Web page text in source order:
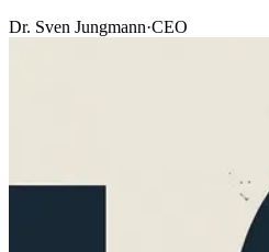
Dr. Sven Jungmann·CEO